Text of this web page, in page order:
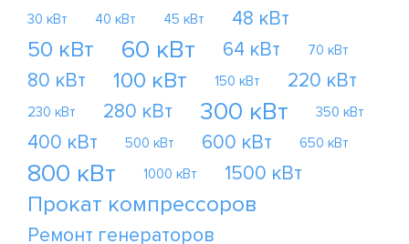
30 кВт 40 кВт 45 кВт 48 кВт
50 кВт 60 кВт 64 кВт 70 кВт
80 кВт 100 кВт 150 кВт 220 кВт
230 кВт 280 кВт 300 кВт 350 кВт
400 кВт 500 кВт 600 кВт 650 кВт
800 кВт 1000 кВт 1500 кВт
Прокат компрессоров
Ремонт генераторов